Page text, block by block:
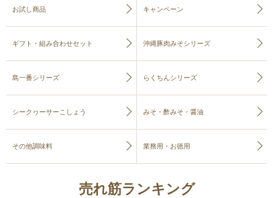
お試し商品 キャンペーン
ギフト・組み合わせセット 沖縄豚肉みそシリーズ
島一番シリーズ らくちんシリーズ
シークヮーサーこしょう みそ・酢みそ・醤油
その他調味料 業務用・お徳用
売れ筋ランキング